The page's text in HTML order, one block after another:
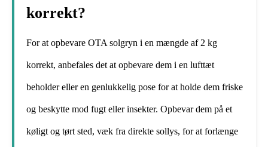
korrekt?
For at opbevare OTA solgryn i en mængde af 2 kg
korrekt, anbefales det at opbevare dem i en lufttæt
beholder eller en genlukkelig pose for at holde dem friske
og beskytte mod fugt eller insekter. Opbevar dem på et
køligt og tørt sted, væk fra direkte sollys, for at forlænge